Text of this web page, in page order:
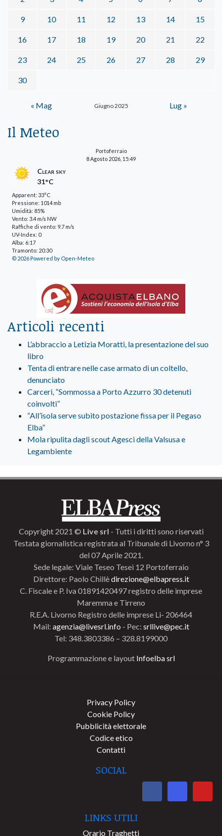
Giugno 2025
9 10 11 12 13 14 15
16 17 18 19 20 21 22
23 24 25 26 27 28 29
30
« Mag Lug »
Il Meteo
Portoferraio
8 Agosto 2026, 15:49
Clear sky
31°C
Apparent: 33°C
Pressione: 1014 mb
Umidità: 85%
Vento: 3.4 m/s NW
Raffiche di vento: 9.7 m/s
UV-Index: 0
Alba: 6:17
Tramonto: 20:30
© 2026 Powered by Open-Meteo
Articoli recenti
L’abbraccio a Letizia Moratti, la presentazione del suo
libro
Tenta di entrare nelle case armato di un coltello,
denunciato
Carceri, “Sommossa a Porto Azzurro 30 detenuti
coinvolti”
“All’isola serve subito postazione fissa per il Pegaso
Elba”
Mola ripulita dagli scout Agesci della Valsusa e
Legambiente
Copyright 2021 © Live srl - Tutti i diritti sono riservati
Testata giornalistica registrata al Tribunale di Livorno n° 3
del 07 Aprile 2021.
Sede legale: Viale Teseo Tesei 12 Portoferraio
Direttore: Paolo Chillèdirezione@elbapress.it
C. Fiscale e P. Iva 01891420497 registro delle imprese
Maremma e Tirreno
R.E.A. Livorno Registro delle imprese Li- 206464
Mail: agenzia@livesrl.info - Pec: srllive@pec.it
Tel: 348.3803386 – 328.8199000
Programmazione e layout Infoelba srl
Privacy Policy
Cookie Policy
Pubblicità elettorale
Codice etico
Contatti
SOCIAL
LINKS UTILI
Orario Traghetti